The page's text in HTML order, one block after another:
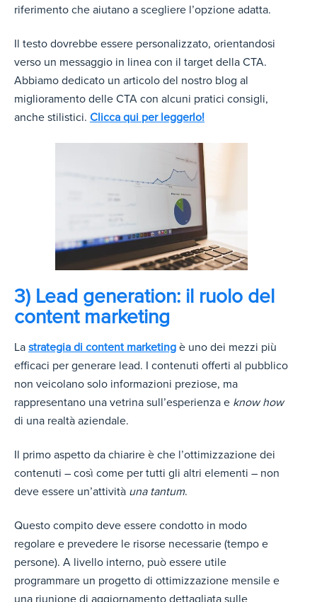
riferimento che aiutano a scegliere l’opzione adatta.
Il testo dovrebbe essere personalizzato, orientandosi
verso un messaggio in linea con il target della CTA.
Abbiamo dedicato un articolo del nostro blog al
miglioramento delle CTA con alcuni pratici consigli,
anche stilistici. Clicca qui per leggerlo!
3) Lead generation: il ruolo del
content marketing
La strategia di content marketing è uno dei mezzi più
efficaci per generare lead. I contenuti offerti al pubblico
non veicolano solo informazioni preziose, ma
rappresentano una vetrina sull’esperienza e know how
di una realtà aziendale.
Il primo aspetto da chiarire è che l’ottimizzazione dei
contenuti – così come per tutti gli altri elementi – non
deve essere un’attività una tantum.
Questo compito deve essere condotto in modo
regolare e prevedere le risorse necessarie (tempo e
persone). A livello interno, può essere utile
programmare un progetto di ottimizzazione mensile e